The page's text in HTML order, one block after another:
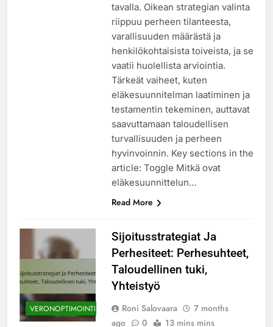
tavalla. Oikean strategian valinta
riippuu perheen tilanteesta,
varallisuuden määrästä ja
henkilökohtaisista toiveista, ja se
vaatii huolellista arviointia.
Tärkeät vaiheet, kuten
eläkesuunnitelman laatiminen ja
testamentin tekeminen, auttavat
saavuttamaan taloudellisen
turvallisuuden ja perheen
hyvinvoinnin. Key sections in the
article: Toggle Mitkä ovat
eläkesuunnittelun…
Read More
VERONOPTIMOINTI
Sijoitusstrategiat Ja
Perhesiteet: Perhesuhteet,
Taloudellinen tuki,
Yhteistyö
Roni Salovaara
7 months
ago
0 13 mins mins